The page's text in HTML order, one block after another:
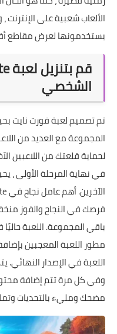
الألعاب شعبية على
يستخدمونها لعرض مقاطع
الشخصي
تم تصميم لعبة فورت نايت
المجموعة مع العديد من
لحماية قلعتك من اللاعبين
في نهاية المرحلة الأولى ،
فرصك في النجاح والفوز
باقي المجموعة. اللعبة
مطور اللعبة المعجبين
اللعبة في الإصدار
وفي كل مرة تتم إضافة
مضحك ومليء بالتحديات